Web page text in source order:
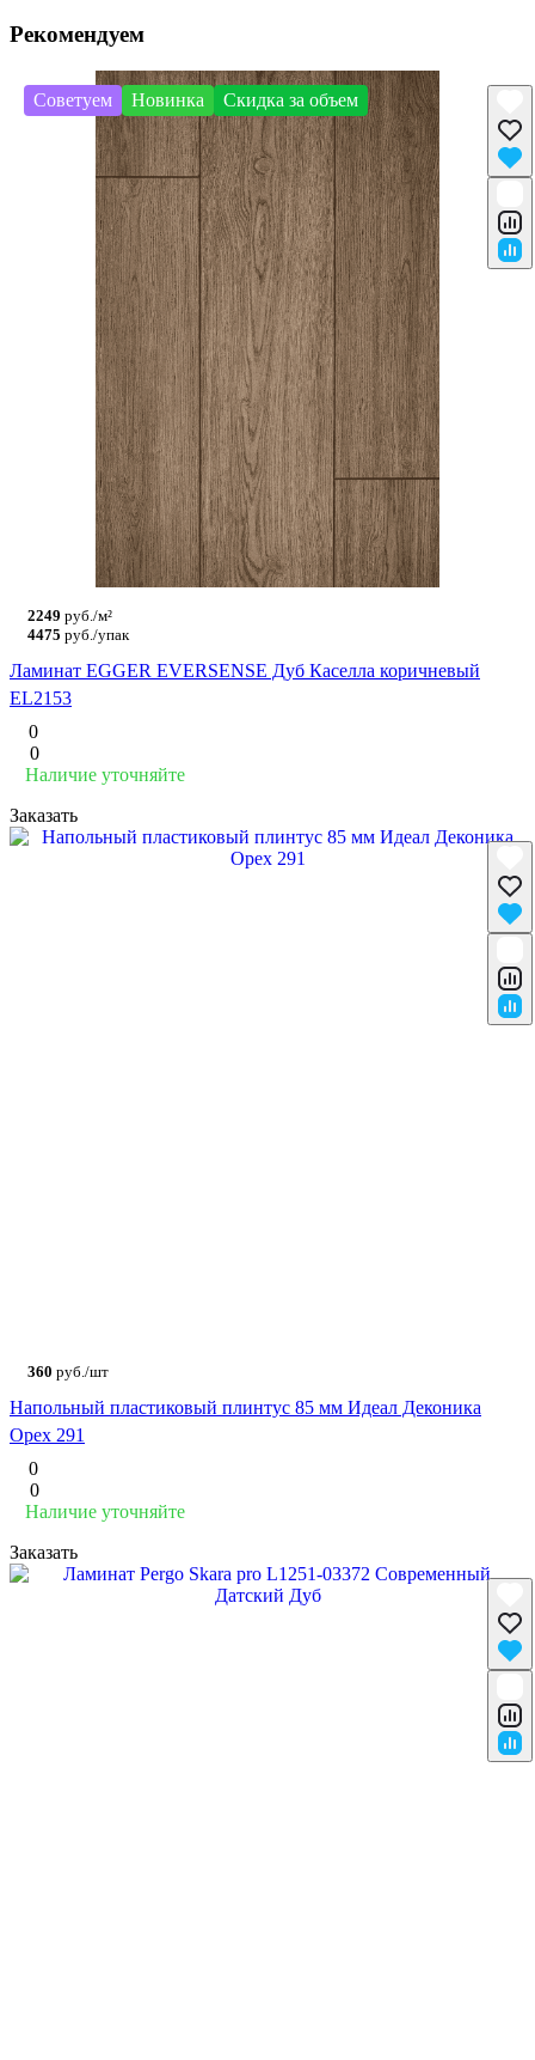
Рекомендуем
Советуем Новинка Скидка за объем
2249 руб./м²
4475 руб./упак
Ламинат EGGER EVERSENSE Дуб Каселла коричневый
EL2153
0
0
Наличие уточняйте
Заказать
360 руб./шт
Напольный пластиковый плинтус 85 мм Идеал Деконика
Орех 291
0
0
Наличие уточняйте
Заказать